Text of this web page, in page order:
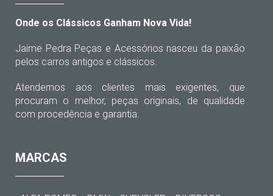
Onde os Clássicos Ganham Nova Vida!
Jaime Pedra Peças e Acessórios nasceu da paixão
pelos carros antigos e clássicos.
Atendemos aos clientes mais exigentes, que
procuram o melhor, peças originais, de qualidade
com procedência e garantia.
MARCAS